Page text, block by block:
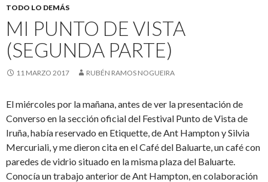
TODO LO DEMÁS
MI PUNTO DE VISTA
(SEGUNDA PARTE)
11 MARZO 2017 RUBÉN RAMOS NOGUEIRA
El miércoles por la mañana, antes de ver la presentación de
Converso en la sección oficial del Festival Punto de Vista de
Iruña, había reservado en Etiquette, de Ant Hampton y Silvia
Mercuriali, y me dieron cita en el Café del Baluarte, un café con
paredes de vidrio situado en la misma plaza del Baluarte.
Conocía un trabajo anterior de Ant Hampton, en colaboración